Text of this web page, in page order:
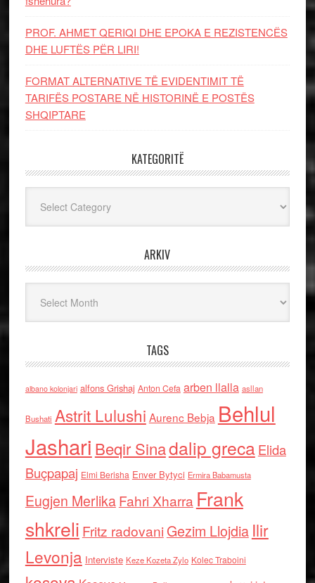
PROF. AHMET QERIQI DHE EPOKA E REZISTENCЁS
DHE LUFTЁS PЁR LIRI!
FORMAT ALTERNATIVE TË EVIDENTIMIT TË
TARIFËS POSTARE NË HISTORINË E POSTËS
SHQIPTARE
KATEGORITË
ARKIV
TAGS
albano kolonjari alfons Grishaj Anton Cefa arben llalla asllan
Bushati Astrit Lulushi Aurenc Bebja Behlul
Jashari Beqir Sinadalip grecaElida
Buçpapaj Elmi Berisha Enver Bytyci Ermira Babamusta
Eugjen MerlikaFahri Xharra Frank
shkreli Fritz radovaniGezim Llojdia Ilir
Levonja Interviste Keze Kozeta Zylo Kolec Traboini